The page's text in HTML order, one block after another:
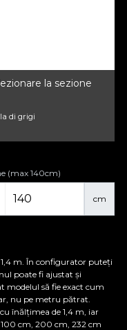
la sezione
di grigi
cm
(max 140cm)
m. În configurator puteți
poate fi ajustat și
modelul să fie exact cum
nu pe metru pătrat.
înălțimea de 1,4 m, iar
cm, 200 cm, 232 cm